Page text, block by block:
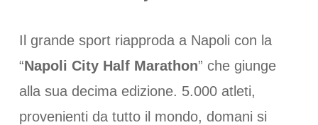
Il grande sport riapproda a Napoli con la
“Napoli City Half Marathon” che giunge
alla sua decima edizione. 5.000 atleti,
provenienti da tutto il mondo, domani si